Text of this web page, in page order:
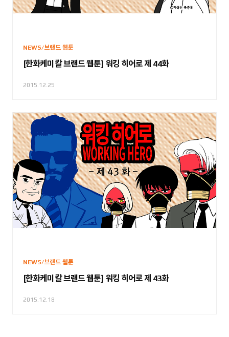
NEWS/브랜드 웹툰
[한화케미칼 브랜드 웹툰] 워킹 히어로 제 44화
2015.12.25
NEWS/브랜드 웹툰
[한화케미칼 브랜드 웹툰] 워킹 히어로 제 43화
2015.12.18